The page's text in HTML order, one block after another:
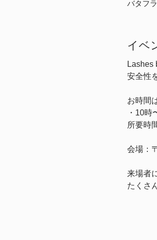
バタフ
イベ
Lashes
安全性
お時間
・10時
所要時
会場：
来場者
たくさ